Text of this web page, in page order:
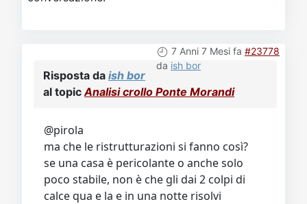
7 Anni 7 Mesi fa #23778
da ish bor
Risposta da ish bor
al topic Analisi crollo Ponte Morandi
@pirola
ma che le ristrutturazioni si fanno così?
se una casa è pericolante o anche solo
poco stabile, non è che gli dai 2 colpi di
calce qua e la e in una notte risolvi